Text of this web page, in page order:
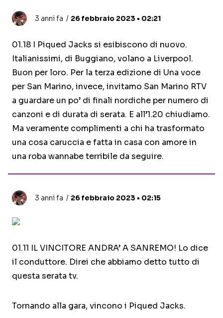
3 anni fa 26 febbraio 2023 • 02:21
01.18 I Piqued Jacks si esibiscono di nuovo.
Italianissimi, di Buggiano, volano a Liverpool.
Buon per loro. Per la terza edizione di Una voce
per San Marino, invece, invitamo San Marino RTV
a guardare un po’ di finali nordiche per numero di
canzoni e di durata di serata. E all’1.20 chiudiamo.
Ma veramente complimenti a chi ha trasformato
una cosa caruccia e fatta in casa con amore in
una roba wannabe terribile da seguire.
3 anni fa 26 febbraio 2023 • 02:15
01.11 IL VINCITORE ANDRA’ A SANREMO! Lo dice
il conduttore. Direi che abbiamo detto tutto di
questa serata tv.
Tornando alla gara, vincono i Piqued Jacks.